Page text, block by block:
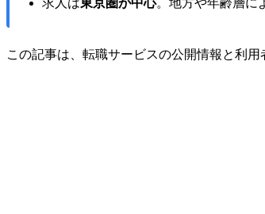
この記事は、転職サービスの公開情報と利